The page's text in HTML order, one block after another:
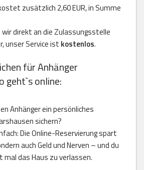
zusätzlich 2,60 EUR, in Summe
direkt an die Zulassungsstelle
unser Service ist kostenlos.
für Anhänger
geht`s online:
Anhänger ein persönliches
sichern?
Die Online-Reservierung spart
auch Geld und Nerven – und du
das Haus zu verlassen.